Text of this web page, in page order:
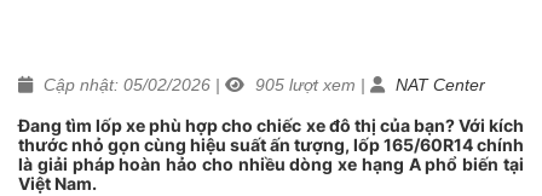
Cập nhật: 05/02/2026 | 905 lượt xem | NAT Center
Đang tìm lốp xe phù hợp cho chiếc xe đô thị của bạn? Với kích
thước nhỏ gọn cùng hiệu suất ấn tượng, lốp 165/60R14 chính
là giải pháp hoàn hảo cho nhiều dòng xe hạng A phổ biến tại
Việt Nam.